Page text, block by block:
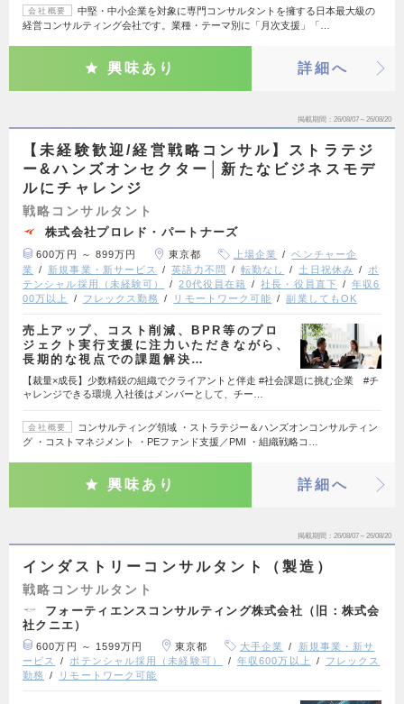
会社概要
中堅・中小企業を対象に専門コンサルタントを擁する日本最大級の
経営コンサルティング会社です。業種・テーマ別に「月次支援」「…
興味あり 詳細へ
掲載期間 26/08/07～26/08/20
【未経験歓迎/経営戦略コンサル】ストラテジ
ー&ハンズオンセクター│新たなビジネスモデ
ルにチャレンジ
戦略コンサルタント
株式会社プロレド・パートナーズ
600万円 ～ 899万円 東京都 上場企業
ベンチャー企
業
新規事業・新サービス 英語力不問 転勤なし 土日祝休み
ポ
テンシャル採用（未経験可）
20代役員在籍 社長・役員直下
年収6
00万以上
フレックス勤務 リモートワーク可能 副業してもOK
売上アップ、コスト削減、BPR等のプロ
ジェクト実行支援に注力いただきながら、
長期的な視点での課題解決…
【裁量×成長】少数精鋭の組織でクライアントと伴走 #社会課題に挑む企業 #チ
ャレンジできる環境 入社後はメンバーとして、チー…
会社概要
コンサルティング領域 ・ストラテジー＆ハンズオンコンサルティン
グ ・コストマネジメント ・PEファンド支援／PMI ・組織戦略コ…
興味あり 詳細へ
掲載期間 26/08/07～26/08/20
インダストリーコンサルタント（製造）
戦略コンサルタント
フォーティエンスコンサルティング株式会社（旧：株式会
社クニエ）
600万円 ～ 1599万円 東京都 大手企業
新規事業・新サ
ービス
ポテンシャル採用（未経験可） 年収600万以上
フレックス
勤務
リモートワーク可能